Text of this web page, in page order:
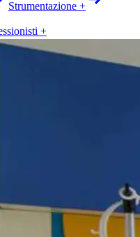
Strumentazione +
+